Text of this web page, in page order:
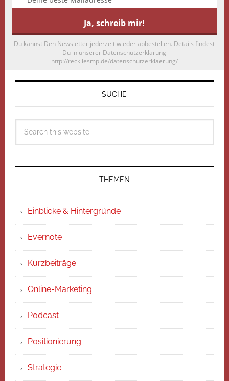
Du kannst Den Newsletter jederzeit wieder abbestellen. Details findest
Du in unserer Datenschutzerklärung
http://reckliesmp.de/datenschutzerklaerung/
SUCHE
THEMEN
Einblicke & Hintergründe
Evernote
Kurzbeiträge
Online-Marketing
Podcast
Positionierung
Strategie